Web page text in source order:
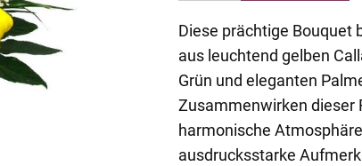
Diese prächtige Bouquet
aus leuchtend gelben
Grün und eleganten
Zusammenwirken dieser
harmonische
ausdrucksstarke